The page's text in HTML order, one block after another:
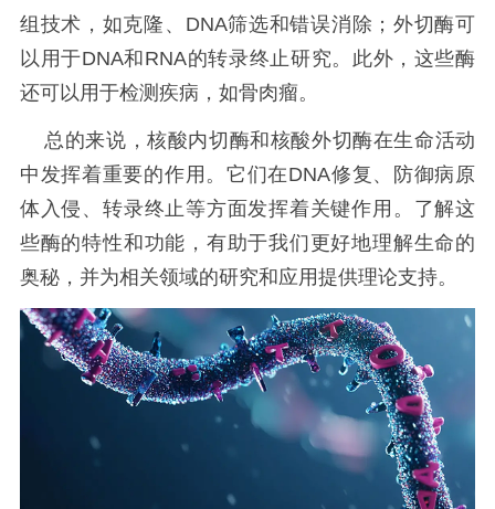
组技术，如克隆、DNA筛选和错误消除；外切酶可
以用于DNA和RNA的转录终止研究。此外，这些酶
还可以用于检测疾病，如骨肉瘤。
总的来说，核酸内切酶和核酸外切酶在生命活动
中发挥着重要的作用。它们在DNA修复、防御病原
体入侵、转录终止等方面发挥着关键作用。了解这
些酶的特性和功能，有助于我们更好地理解生命的
奥秘，并为相关领域的研究和应用提供理论支持。